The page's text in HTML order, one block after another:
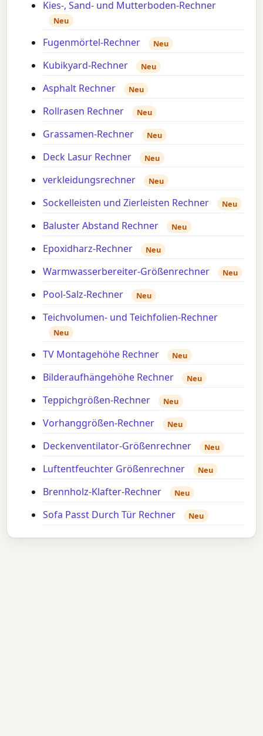
Kies-, Sand- und Mutterboden-Rechner
Neu
Fugenmörtel-Rechner Neu
Kubikyard-Rechner Neu
Asphalt Rechner Neu
Rollrasen Rechner Neu
Grassamen-Rechner Neu
Deck Lasur Rechner Neu
verkleidungsrechner Neu
Sockelleisten und Zierleisten Rechner Neu
Baluster Abstand Rechner Neu
Epoxidharz-Rechner Neu
Warmwasserbereiter-Größenrechner Neu
Pool-Salz-Rechner Neu
Teichvolumen- und Teichfolien-Rechner
Neu
TV Montagehöhe Rechner Neu
Bilderaufhängehöhe Rechner Neu
Teppichgrößen-Rechner Neu
Vorhanggrößen-Rechner Neu
Deckenventilator-Größenrechner Neu
Luftentfeuchter Größenrechner Neu
Brennholz-Klafter-Rechner Neu
Sofa Passt Durch Tür Rechner Neu